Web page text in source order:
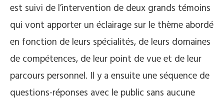
est suivi de l’intervention de deux grands témoins
qui vont apporter un éclairage sur le thème abordé
en fonction de leurs spécialités, de leurs domaines
de compétences, de leur point de vue et de leur
parcours personnel. Il y a ensuite une séquence de
questions-réponses avec le public sans aucune